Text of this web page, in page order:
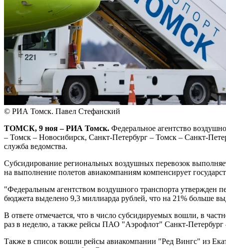
© РИА Томск. Павел Стефанский
ТОМСК, 9 ноя – РИА Томск. Федеральное агентство
– Томск – Новосибирск, Санкт-Петербург – Томск – Санкт-
служба ведомства.
Субсидирование региональных воздушных перевозок
на выполнение полетов авиакомпаниям компенсирует
"Федеральным агентством воздушного транспорта утвержден
бюджета выделено 9,3 миллиарда рублей, что на 21% больше
В ответе отмечается, что в число субсидируемых вошли, в
раз в неделю, а также рейсы ПАО "Аэрофлот" Санкт-Петербург
Также в список вошли рейсы авиакомпании "Ред Вингс" из